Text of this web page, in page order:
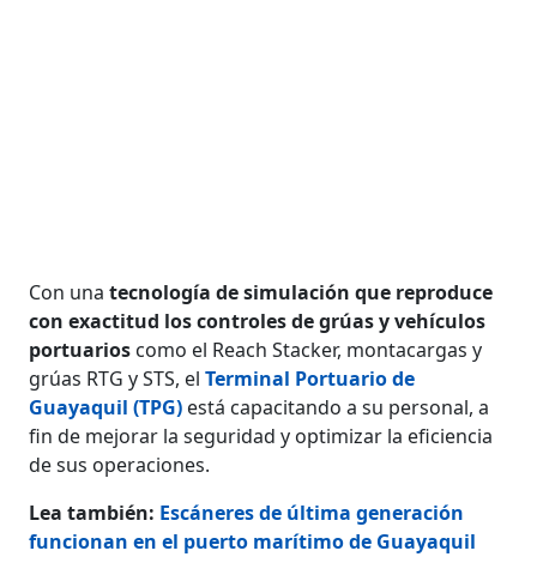
Con unatecnología de simulación que reproduce
con exactitud los controles de grúas y vehículos
portuarios como el Reach Stacker, montacargas y
grúas RTG y STS, elTerminal Portuario de
Guayaquil (TPG) está capacitando a su personal, a
fin de mejorar la seguridad y optimizar la eficiencia
de sus operaciones.
Lea también: Escáneres de última generación
funcionan en el puerto marítimo de Guayaquil